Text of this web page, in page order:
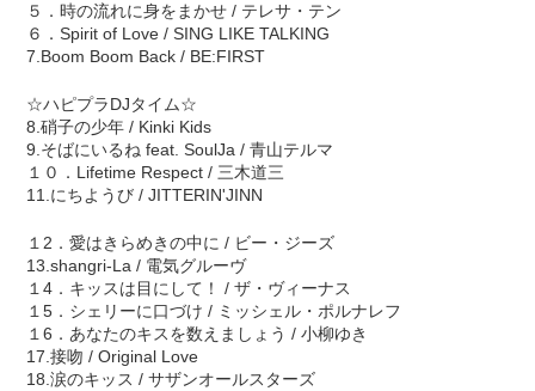
５．時の流れに身をまかせ / テレサ・テン
６．Spirit of Love / SING LIKE TALKING
7.Boom Boom Back / BE:FIRST
☆ハピプラDJタイム☆
8.硝子の少年 / Kinki Kids
9.そばにいるね feat. SoulJa / 青山テルマ
１０．Lifetime Respect / 三木道三
11.にちようび / JITTERIN'JINN
１2．愛はきらめきの中に / ビー・ジーズ
13.shangri-La / 電気グルーヴ
１4．キッスは目にして！ / ザ・ヴィーナス
１5．シェリーに口づけ / ミッシェル・ポルナレフ
１6．あなたのキスを数えましょう / 小柳ゆき
17.接吻 / Original Love
18.涙のキッス / サザンオールスターズ